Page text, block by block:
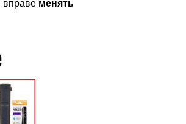
вправе менять